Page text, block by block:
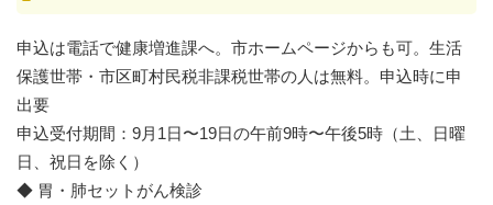
申込は電話で健康増進課へ。市ホームページからも可。生活
保護世帯・市区町村民税非課税世帯の人は無料。申込時に申
出要
申込受付期間：9月1日〜19日の午前9時〜午後5時（土、日曜
日、祝日を除く）
◆ 胃・肺セットがん検診